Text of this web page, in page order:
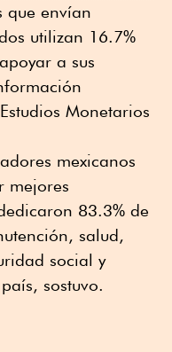
que envían
utilizan 16.7%
a sus
Monetarios
mexicanos
mejores
83.3% de
salud,
social y
sostuvo.